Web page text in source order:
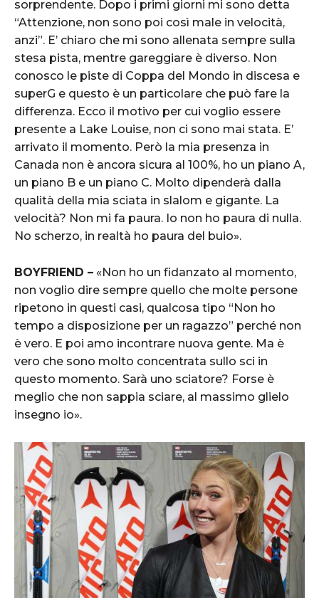
sorprendente. Dopo i primi giorni mi sono detta
“Attenzione, non sono poi così male in velocità,
anzi”. E’ chiaro che mi sono allenata sempre sulla
stesa pista, mentre gareggiare è diverso. Non
conosco le piste di Coppa del Mondo in discesa e
superG e questo è un particolare che può fare la
differenza. Ecco il motivo per cui voglio essere
presente a Lake Louise, non ci sono mai stata. E’
arrivato il momento. Però la mia presenza in
Canada non è ancora sicura al 100%, ho un piano A,
un piano B e un piano C. Molto dipenderà dalla
qualità della mia sciata in slalom e gigante. La
velocità? Non mi fa paura. Io non ho paura di nulla.
No scherzo, in realtà ho paura del buio».
BOYFRIEND – «Non ho un fidanzato al momento,
non voglio dire sempre quello che molte persone
ripetono in questi casi, qualcosa tipo “Non ho
tempo a disposizione per un ragazzo” perché non
è vero. E poi amo incontrare nuova gente. Ma è
vero che sono molto concentrata sullo sci in
questo momento. Sarà uno sciatore? Forse è
meglio che non sappia sciare, al massimo glielo
insegno io».